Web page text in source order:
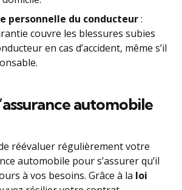
personnelle du conducteur:
couvre les blessures subies
en cas d’accident, même s’il
automobile
réévaluer régulièrement votre
automobile pour s’assurer qu’il
à vos besoins. Grâce à la loi